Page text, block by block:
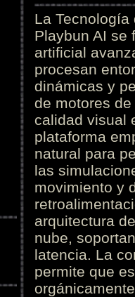
La
Playbun AI se
artificial
procesan
dinámicas y
de motores
calidad visual
plataforma
natural para
las
movimiento y
arquitectura
nube,
latencia. La
permite que